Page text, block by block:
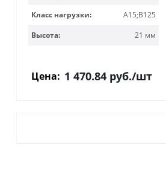
Класс нагрузки:
A15;B125
Высота:
21 мм
Цена: 1 470.84руб./шт